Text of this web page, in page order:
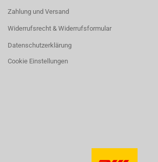
Zahlung und Versand
Widerrufsrecht & Widerrufsformular
Datenschutzerklärung
Cookie Einstellungen